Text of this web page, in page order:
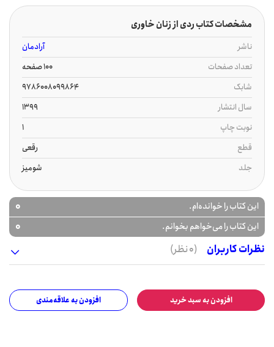
مشخصات کتاب ردی از زنان خاوری
ناشر
آرادمان
تعداد صفحات
100 صفحه
شابک
9786008099864
سال انتشار
1399
نوبت چاپ
1
قطع
رقعی
جلد
شومیز
این کتاب را خوانده‌ام. 0
این کتاب را می‌خواهم بخوانم.
0
نظرات کاربران
(0 نظر)
افزودن به سبد خرید افزودن به علاقه‌مندی